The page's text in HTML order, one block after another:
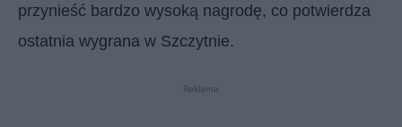
przynieść bardzo wysoką nagrodę, co potwierdza
ostatnia wygrana w Szczytnie.
Reklama